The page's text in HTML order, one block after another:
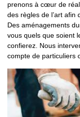
prenons à cœur de
des règles de l’art afin
Des aménagements
vous quels que soient
confierez. Nous
compte de particuliers